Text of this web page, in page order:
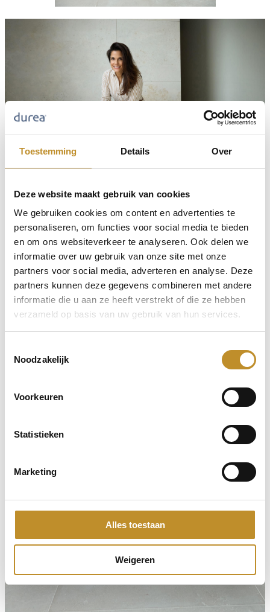
Toestemming Details Over
Deze website maakt gebruik van cookies
We gebruiken cookies om content en advertenties te
personaliseren, om functies voor social media te bieden
en om ons websiteverkeer te analyseren. Ook delen we
informatie over uw gebruik van onze site met onze
partners voor social media, adverteren en analyse. Deze
partners kunnen deze gegevens combineren met andere
informatie die u aan ze heeft verstrekt of die ze hebben
verzameld op basis van uw gebruik van hun services.
Noodzakelijk
Voorkeuren
Statistieken
Marketing
Alles toestaan
Weigeren